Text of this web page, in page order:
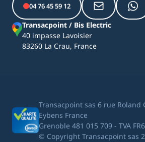
04 76 45 59 12
Transacpoint / Bis Electric
40 impasse Lavoisier
83260 La Crau, France
Transacpoint sas 6 rue Roland
Eybens France
Grenoble 481 015 709 - TVA
© Copyright Transacpoint sas